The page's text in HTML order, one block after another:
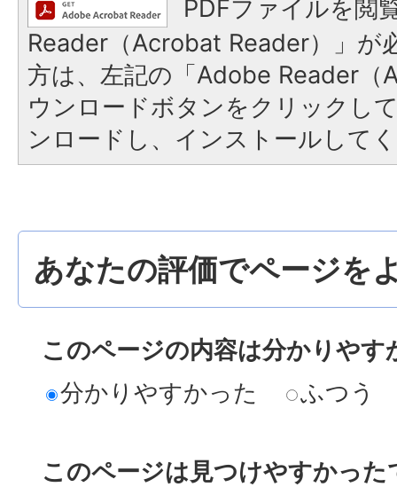
PDFファイルを閲
Reader（Acrobat Reader）」が
方は、左記の「Adobe Reader（
ウンロードボタンをクリックし
ンロードし、インストールして
あなたの評価でページを
このページの内容は分かりやす
分かりやすかった
ふつう
このページは見つけやすかった